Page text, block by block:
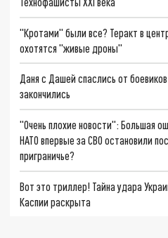
"Кротами" были все? Теракт в
охотятся "живые дроны"
Даня с Дашей спаслись от
закончились
"Очень плохие новости": Большая
НАТО впервые за СВО остановили
приграничье?
Вот это триллер! Тайна удара
Каспии раскрыта